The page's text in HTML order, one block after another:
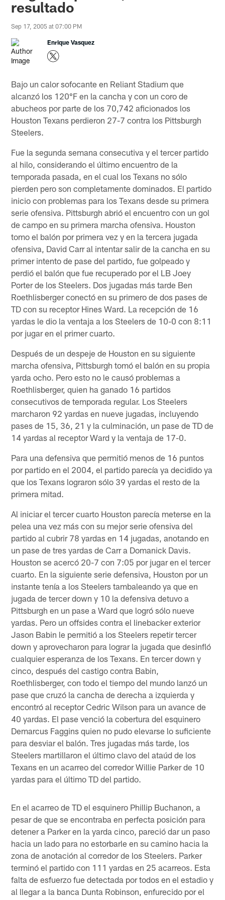
resultado
Sep 17, 2005 at 07:00 PM
Enrique Vasquez
Bajo un calor sofocante en Reliant Stadium que
alcanzó los 120°F en la cancha y con un coro de
abucheos por parte de los 70,742 aficionados los
Houston Texans perdieron 27-7 contra los Pittsburgh
Steelers.
Fue la segunda semana consecutiva y el tercer partido
al hilo, considerando el último encuentro de la
temporada pasada, en el cual los Texans no sólo
pierden pero son completamente dominados. El partido
inicio con problemas para los Texans desde su primera
serie ofensiva. Pittsburgh abrió el encuentro con un gol
de campo en su primera marcha ofensiva. Houston
tomo el balón por primera vez y en la tercera jugada
ofensiva, David Carr al intentar salir de la cancha en su
primer intento de pase del partido, fue golpeado y
perdió el balón que fue recuperado por el LB Joey
Porter de los Steelers. Dos jugadas más tarde Ben
Roethlisberger conectó en su primero de dos pases de
TD con su receptor Hines Ward. La recepción de 16
yardas le dio la ventaja a los Steelers de 10-0 con 8:11
por jugar en el primer cuarto.
Después de un despeje de Houston en su siguiente
marcha ofensiva, Pittsburgh tomó el balón en su propia
yarda ocho. Pero esto no le causó problemas a
Roethlisberger, quien ha ganado 16 partidos
consecutivos de temporada regular. Los Steelers
marcharon 92 yardas en nueve jugadas, incluyendo
pases de 15, 36, 21 y la culminación, un pase de TD de
14 yardas al receptor Ward y la ventaja de 17-0.
Para una defensiva que permitió menos de 16 puntos
por partido en el 2004, el partido parecía ya decidido ya
que los Texans lograron sólo 39 yardas el resto de la
primera mitad.
Al iniciar el tercer cuarto Houston parecía meterse en la
pelea una vez más con su mejor serie ofensiva del
partido al cubrir 78 yardas en 14 jugadas, anotando en
un pase de tres yardas de Carr a Domanick Davis.
Houston se acercó 20-7 con 7:05 por jugar en el tercer
cuarto. En la siguiente serie defensiva, Houston por un
instante tenía a los Steelers tambaleando ya que en
jugada de tercer down y 10 la defensiva detuvo a
Pittsburgh en un pase a Ward que logró sólo nueve
yardas. Pero un offsides contra el linebacker exterior
Jason Babin le permitió a los Steelers repetir tercer
down y aprovecharon para lograr la jugada que desinfló
cualquier esperanza de los Texans. En tercer down y
cinco, después del castigo contra Babin,
Roethlisberger, con todo el tiempo del mundo lanzó un
pase que cruzó la cancha de derecha a izquierda y
encontró al receptor Cedric Wilson para un avance de
40 yardas. El pase venció la cobertura del esquinero
Demarcus Faggins quien no pudo elevarse lo suficiente
para desviar el balón. Tres jugadas más tarde, los
Steelers martillaron el último clavo del ataúd de los
Texans en un acarreo del corredor Willie Parker de 10
yardas para el último TD del partido.
En el acarreo de TD el esquinero Phillip Buchanon, a
pesar de que se encontraba en perfecta posición para
detener a Parker en la yarda cinco, pareció dar un paso
hacia un lado para no estorbarle en su camino hacia la
zona de anotación al corredor de los Steelers. Parker
terminó el partido con 111 yardas en 25 acarreos. Esta
falta de esfuerzo fue detectada por todos en el estadio y
al llegar a la banca Dunta Robinson, enfurecido por el